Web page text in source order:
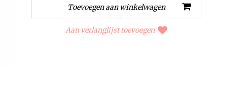
Aan verlanglijst toevoegen